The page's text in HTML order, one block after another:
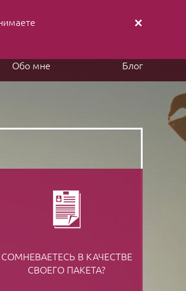
Обо мне Блог
СОМНЕВАЕТЕСЬ В КАЧЕСТВЕ
СВОЕГО ПАКЕТА?
✕